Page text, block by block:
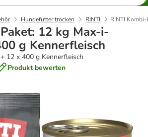
Hundefutter trocken RINTI RINTI
12 kg Max-i-
g Kennerfleisch
12 x 400 g Kennerfleisch
Produkt bewerten